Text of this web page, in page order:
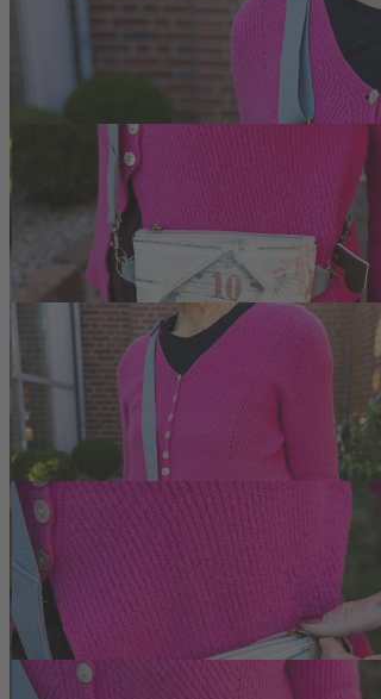
Zum Anfang der Bildergalerie springen
140777
Umhängetasche
inkl. MwSt.
Zum Warenkorb hinzufügen
Zur Wunschliste hinzufügen
Sofort lieferbar
Umhängetasche Strandhaus mit Koralle aus
Beschreibung
Strandmotive auf
Die Umhängetasche Strandhaus mit Koralle
nostalgisches Badehausmotiv und auf der
kompakte Format eignet sich für Spaziergänge